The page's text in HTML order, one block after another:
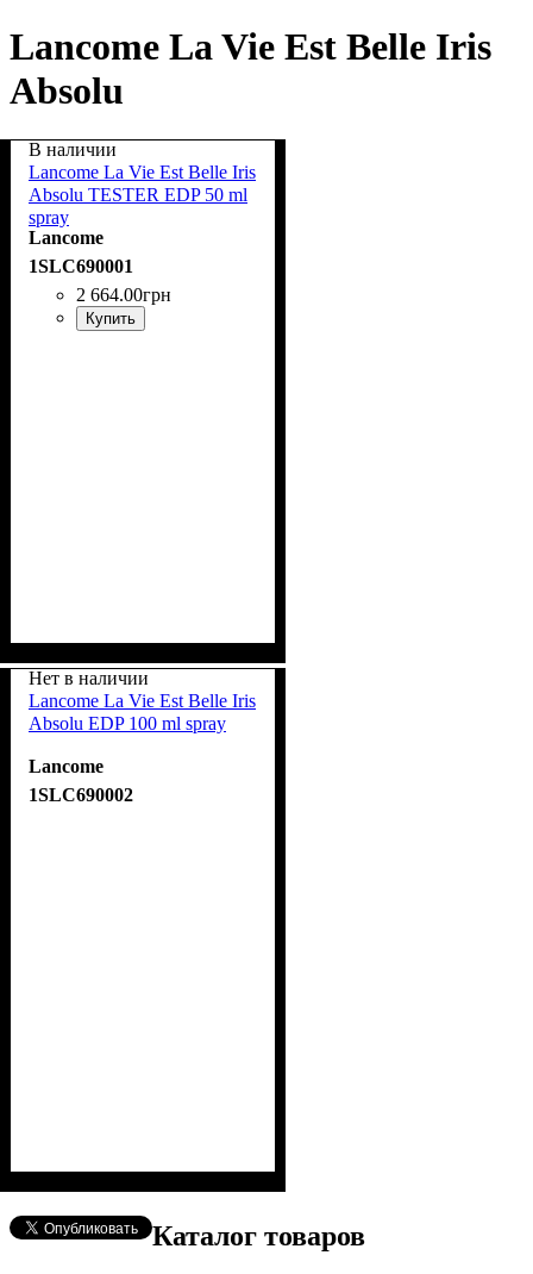
Lancome La Vie Est Belle Iris
Absolu
В наличии
Lancome La Vie Est Belle Iris
Absolu TESTER EDP 50 ml
spray
Lancome
1SLC690001
2 664.00грн
Купить
Нет в наличии
Lancome La Vie Est Belle Iris
Absolu EDP 100 ml spray
Lancome
1SLC690002
Каталог товаров